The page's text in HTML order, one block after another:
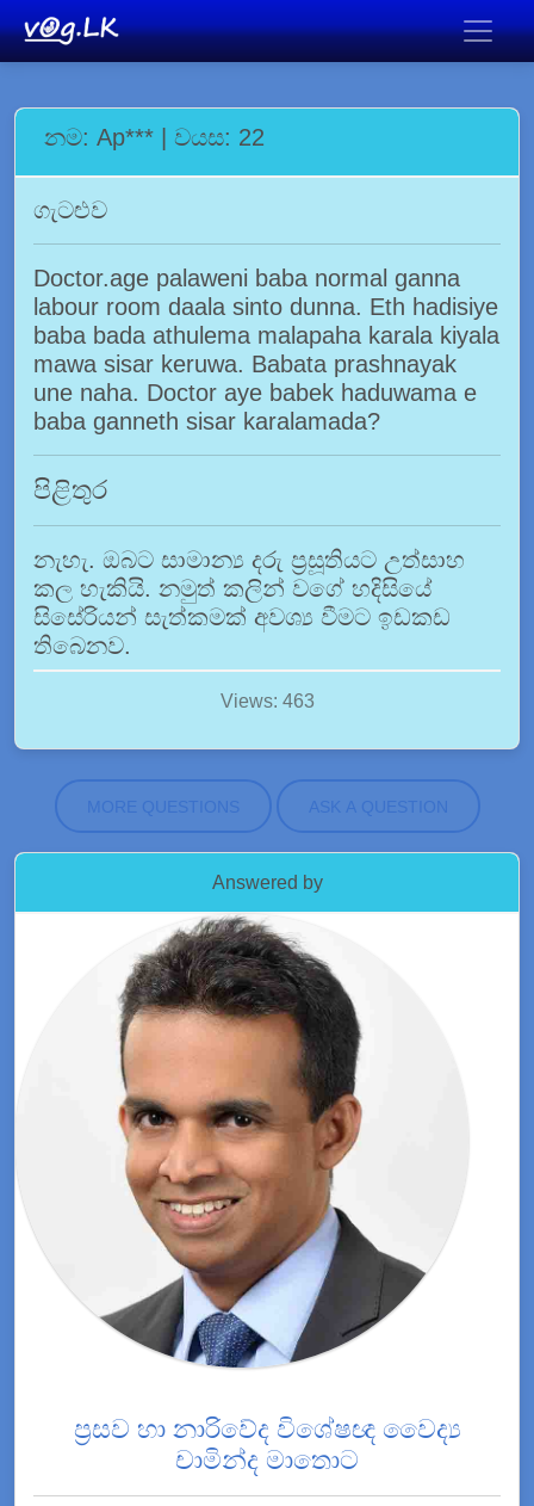
නම: Ap*** | වයස: 22
ගැටළුව
Doctor.age palaweni baba normal ganna
labour room daala sinto dunna. Eth hadisiye
baba bada athulema malapaha karala kiyala
mawa sisar keruwa. Babata prashnayak
une naha. Doctor aye babek haduwama e
baba ganneth sisar karalamada?
පිළිතුර
නැහැ. ඔබට සාමාන්‍ය දරු ප්‍රසූතියට උත්සාහ
කල හැකියි. නමුත් කලින් වගේ හදිසියේ
සිසේරියන් සැත්කමක් අවශ්‍ය වීමට ඉඩකඩ
තිබෙනව.
Views: 463
MORE QUESTIONS ASK A QUESTION
Answered by
ප්‍රසව හා නාරිවේද විශේෂඥ වෛද්‍ය
චාමින්ද මාතොට